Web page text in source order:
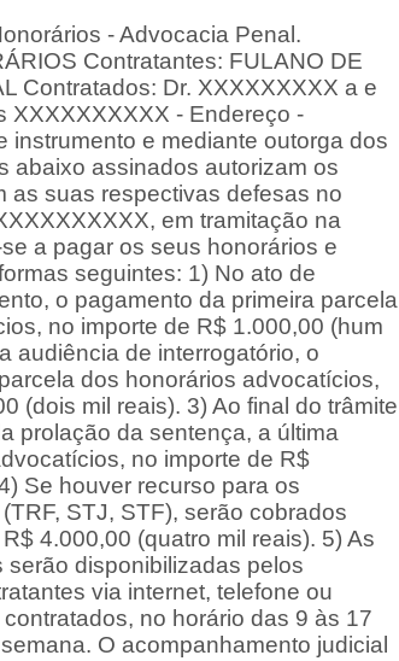
- Advocacia Penal.
Contratantes: FULANO DE
Contratados: Dr. XXXXXXXXX a e
XXXXXXXXXX - Endereço -
instrumento e mediante outorga dos
abaixo assinados autorizam os
as suas respectivas defesas no
em tramitação na
a pagar os seus honorários e
seguintes: 1) No ato de
o pagamento da primeira parcela
no importe de R$ 1.000,00 (hum
audiência de interrogatório, o
dos honorários advocatícios,
(dois mil reais). 3) Ao final do trâmite
prolação da sentença, a última
no importe de R$
Se houver recurso para os
STJ, STF), serão cobrados
4.000,00 (quatro mil reais). 5) As
disponibilizadas pelos
via internet, telefone ou
no horário das 9 às 17
O acompanhamento judicial